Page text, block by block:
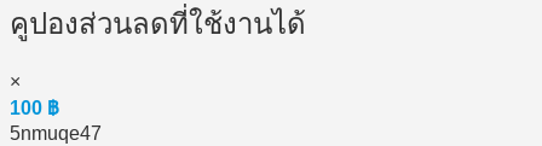
คูปองส่วนลดที่ใช้งานได้
×
100 ฿
5nmuqe47